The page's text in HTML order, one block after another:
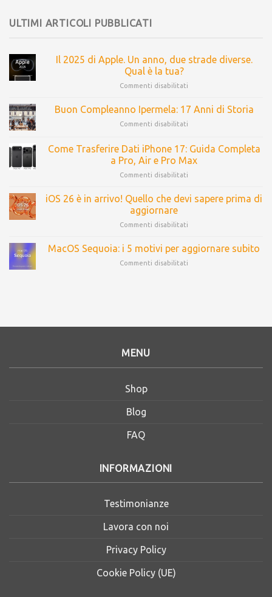
ULTIMI ARTICOLI PUBBLICATI
Il 2025 di Apple. Un anno, due strade diverse.
Qual è la tua?
Commenti disabilitati
Buon Compleanno Ipermela: 17 Anni di Storia
Commenti disabilitati
Come Trasferire Dati iPhone 17: Guida Completa
a Pro, Air e Pro Max
Commenti disabilitati
iOS 26 è in arrivo! Quello che devi sapere prima di
aggiornare
Commenti disabilitati
MacOS Sequoia: i 5 motivi per aggiornare subito
Commenti disabilitati
MENU
Shop
Blog
FAQ
INFORMAZIONI
Testimonianze
Lavora con noi
Privacy Policy
Cookie Policy (UE)